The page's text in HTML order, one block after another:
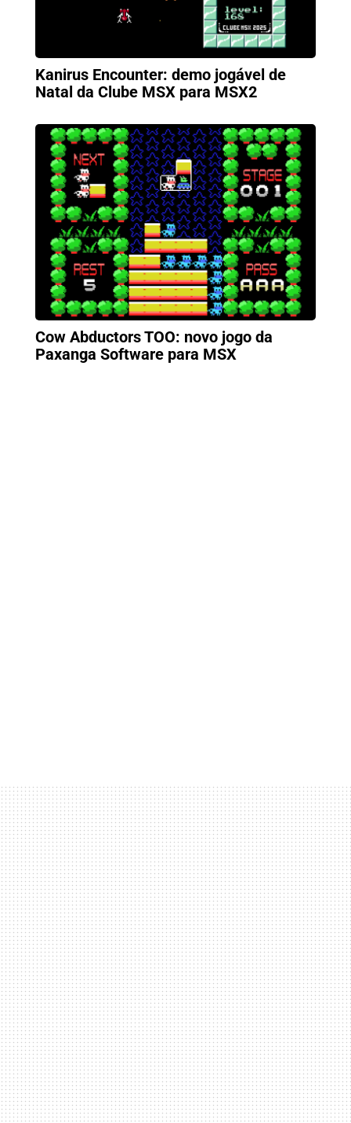
Kanirus Encounter: demo jogável de
Natal da Clube MSX para MSX2
Cow Abductors TOO: novo jogo da
Paxanga Software para MSX